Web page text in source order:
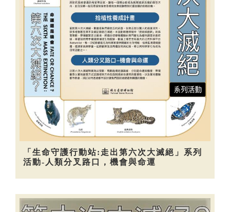
「生命守護行動站:走出第六次大滅絕」系列
活動-人類分叉路口，機會與命運